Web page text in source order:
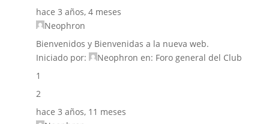
hace 3 años, 4 meses
Neophron
Bienvenidos y Bienvenidas a la nueva web.
Iniciado por:
Neophron en: Foro general del Club
1
2
hace 3 años, 11 meses